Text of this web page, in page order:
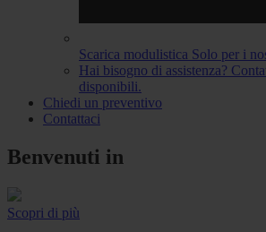
Scarica modulistica Solo per i
Hai bisogno di assistenza?
disponibili.
Chiedi un preventivo
Contattaci
Benvenuti in
Scopri di più